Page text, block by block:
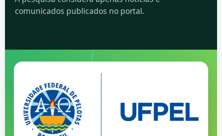
comunicados publicados no portal.